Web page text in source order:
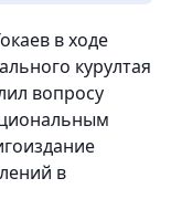
в ходе
курултая
вопросу
в